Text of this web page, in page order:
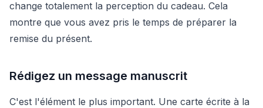
change totalement la perception du cadeau. Cela
montre que vous avez pris le temps de préparer la
remise du présent.
Rédigez un message manuscrit
C'est l'élément le plus important. Une carte écrite à la